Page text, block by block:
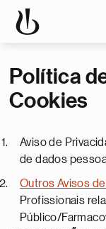
Política
Cookies
Aviso de
de dados
Outros Avisos
Profissionais
Público/